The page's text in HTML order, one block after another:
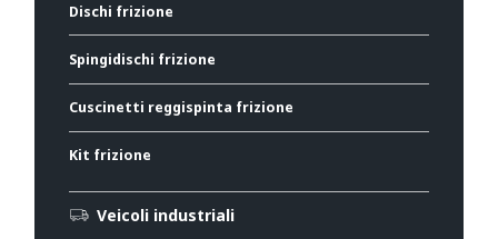
Dischi frizione
Spingidischi frizione
Cuscinetti reggispinta frizione
Kit frizione
Veicoli industriali